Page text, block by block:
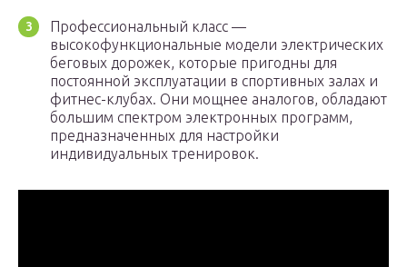
Профессиональный класс —
высокофункциональные модели электрических
беговых дорожек, которые пригодны для
постоянной эксплуатации в спортивных залах и
фитнес-клубах. Они мощнее аналогов, обладают
большим спектром электронных программ,
предназначенных для настройки
индивидуальных тренировок.